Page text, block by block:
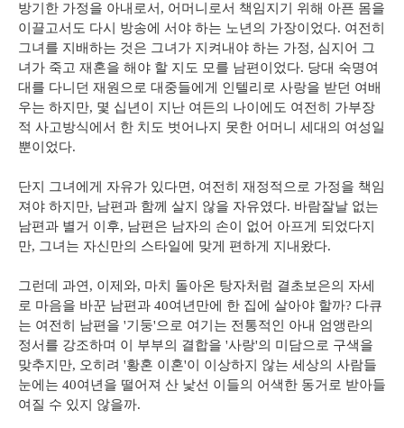
방기한 가정을 아내로서, 어머니로서 책임지기 위해 아픈 몸을
이끌고서도 다시 방송에 서야 하는 노년의 가장이었다. 여전히
그녀를 지배하는 것은 그녀가 지켜내야 하는 가정, 심지어 그
녀가 죽고 재혼을 해야 할 지도 모를 남편이었다. 당대 숙명여
대를 다니던 재원으로 대중들에게 인텔리로 사랑을 받던 여배
우는 하지만, 몇 십년이 지난 여든의 나이에도 여전히 가부장
적 사고방식에서 한 치도 벗어나지 못한 어머니 세대의 여성일
뿐이었다.
단지 그녀에게 자유가 있다면, 여전히 재정적으로 가정을 책임
져야 하지만, 남편과 함께 살지 않을 자유였다. 바람잘날 없는
남편과 별거 이후, 남편은 남자의 손이 없어 아프게 되었다지
만, 그녀는 자신만의 스타일에 맞게 편하게 지내왔다.
그런데 과연, 이제와, 마치 돌아온 탕자처럼 결초보은의 자세
로 마음을 바꾼 남편과 40여년만에 한 집에 살아야 할까? 다큐
는 여전히 남편을 '기둥'으로 여기는 전통적인 아내 엄앵란의
정서를 강조하며 이 부부의 결합을 '사랑'의 미담으로 구색을
맞추지만, 오히려 '황혼 이혼'이 이상하지 않는 세상의 사람들
눈에는 40여년을 떨어져 산 낯선 이들의 어색한 동거로 받아들
여질 수 있지 않을까.